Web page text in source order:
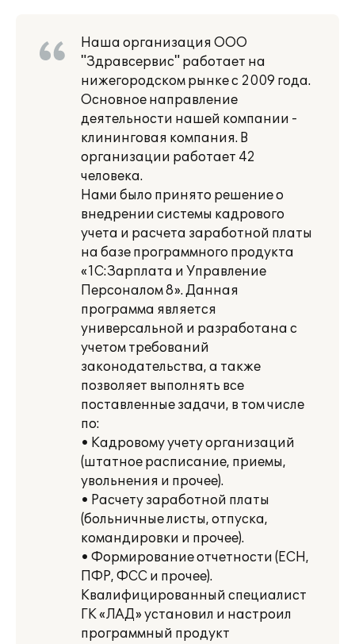
Наша организация ООО
"Здравсервис" работает на
нижегородском рынке с 2009 года.
Основное направление
деятельности нашей компании -
клининговая компания. В
организации работает 42
человека.
Нами было принято решение о
внедрении системы кадрового
учета и расчета заработной платы
на базе программного продукта
«1С:Зарплата и Управление
Персоналом 8». Данная
программа является
универсальной и разработана с
учетом требований
законодательства, а также
позволяет выполнять все
поставленные задачи, в том числе
по:
• Кадровому учету организаций
(штатное расписание, приемы,
увольнения и прочее).
• Расчету заработной платы
(больничные листы, отпуска,
командировки и прочее).
• Формирование отчетности (ЕСН,
ПФР, ФСС и прочее).
Квалифицированный специалист
ГК «ЛАД» установил и настроил
программный продукт